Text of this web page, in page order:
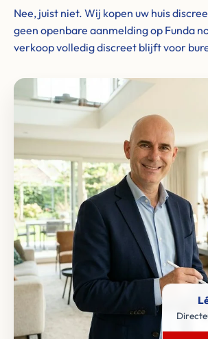
Nee, juist niet. Wij kopen uw huis
geen openbare aanmelding op Funda
verkoop volledig discreet blijft voor